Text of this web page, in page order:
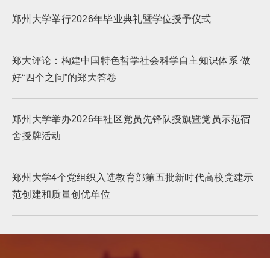
郑州大学举行2026年毕业典礼暨学位授予仪式
郑大评论：构建中国特色哲学社会科学自主知识体系 做
好“四个之问”的郑大答卷
郑州大学举办2026年社区党员先锋队授旗暨党员示范宿
舍授牌活动
郑州大学4个党组织入选教育部第五批新时代高校党建示
范创建和质量创优单位